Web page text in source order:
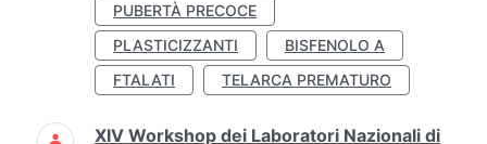
PUBERTÀ PRECOCE
PLASTICIZZANTI
BISFENOLO A
FTALATI
TELARCA PREMATURO
XIV Workshop dei Laboratori Nazionali di